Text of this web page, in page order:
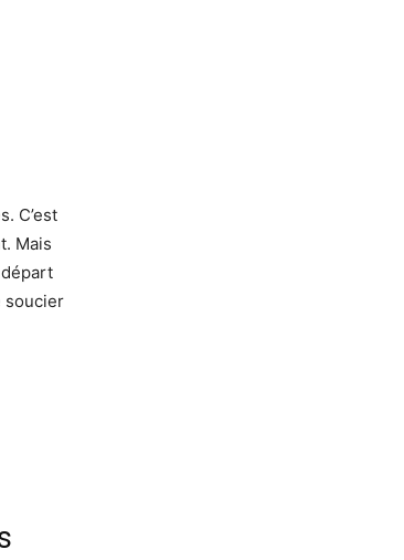
C’est
Mais
soucier